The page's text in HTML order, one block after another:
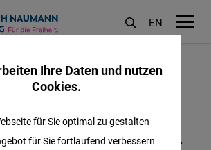
EN
Digitale
für den Norden
Ihre Daten und nutzen
Cookies.
für Sie optimal zu gestalten
für Sie fortlaufend verbessern